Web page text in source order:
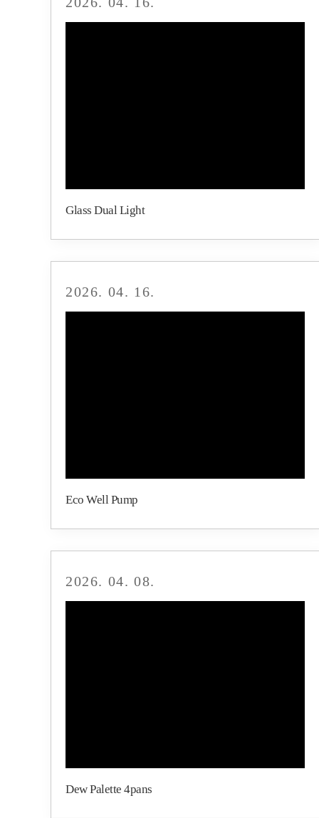
Glass Dual Light
2026. 04. 16.
Eco Well Pump
2026. 04. 08.
Dew Palette 4pans